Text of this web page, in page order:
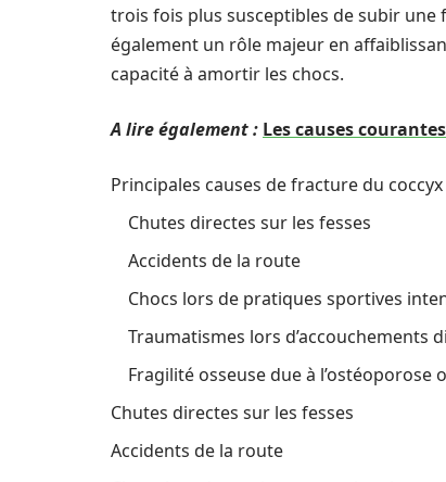
trois fois plus susceptibles de subir une
également un rôle majeur en
capacité à amortir les chocs.
A lire également : Les causes
Principales causes de fracture du coccyx
Chutes directes sur les fesses
Accidents de la route
Chocs lors de pratiques sportives
Traumatismes lors d’accouchements
Fragilité osseuse due à
Chutes directes sur les fesses
Accidents de la route